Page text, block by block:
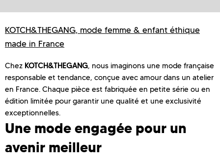
KOTCH&THEGANG, mode femme & enfant éthique
made in France
Chez KOTCH&THEGANG, nous imaginons une mode française
responsable et tendance, conçue avec amour dans un atelier
en France. Chaque pièce est fabriquée en petite série ou en
édition limitée pour garantir une qualité et une exclusivité
exceptionnelles.
Une mode engagée pour un
avenir meilleur